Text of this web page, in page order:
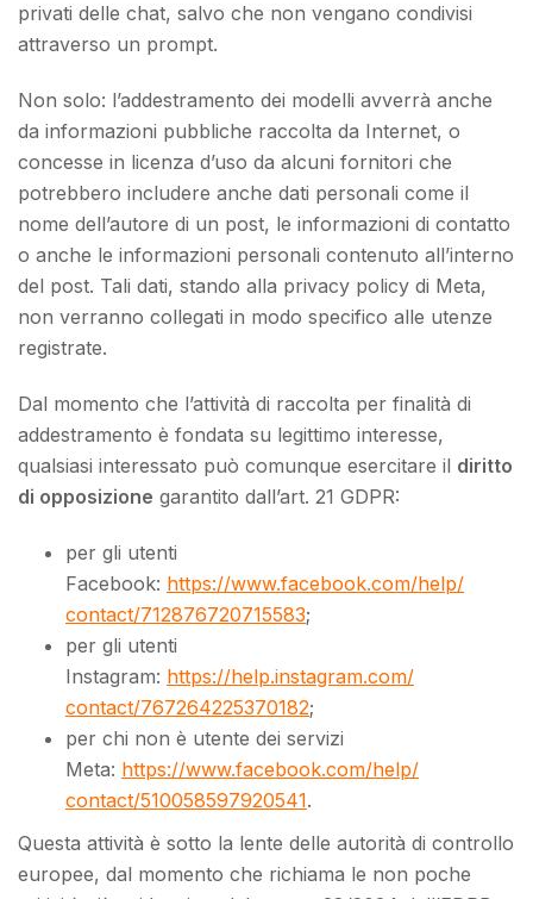
privati delle chat, salvo che non vengano condivisi
attraverso un prompt.
Non solo: l’addestramento dei modelli avverrà anche
da informazioni pubbliche raccolta da Internet, o
concesse in licenza d’uso da alcuni fornitori che
potrebbero includere anche dati personali come il
nome dell’autore di un post, le informazioni di contatto
o anche le informazioni personali contenuto all’interno
del post. Tali dati, stando alla privacy policy di Meta,
non verranno collegati in modo specifico alle utenze
registrate.
Dal momento che l’attività di raccolta per finalità di
addestramento è fondata su legittimo interesse,
qualsiasi interessato può comunque esercitare il diritto
di opposizione garantito dall’art. 21 GDPR:
per gli utenti
Facebook: https://www.facebook.com/help/
contact/712876720715583;
per gli utenti
Instagram: https://help.instagram.com/
contact/767264225370182;
per chi non è utente dei servizi
Meta: https://www.facebook.com/help/
contact/510058597920541.
Questa attività è sotto la lente delle autorità di controllo
europee, dal momento che richiama le non poche